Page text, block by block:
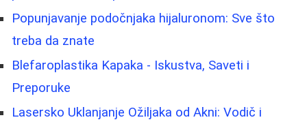
Popunjavanje podočnjaka hijaluronom: Sve što
treba da znate
Blefaroplastika Kapaka - Iskustva, Saveti i
Preporuke
Lasersko Uklanjanje Ožiljaka od Akni: Vodič i